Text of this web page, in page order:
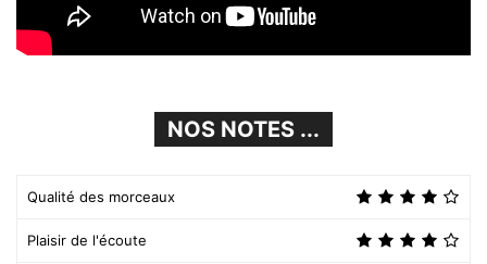
NOS NOTES ...
Qualité des morceaux
Plaisir de l'écoute